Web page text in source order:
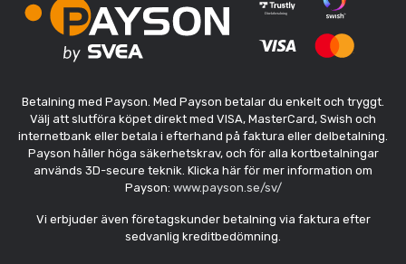
Betalning med Payson. Med Payson betalar du enkelt och tryggt.
Välj att slutföra köpet direkt med VISA, MasterCard, Swish och
internetbank eller betala i efterhand på faktura eller delbetalning.
Payson håller höga säkerhetskrav, och för alla kortbetalningar
används 3D-secure teknik. Klicka här för mer information om
Payson: www.payson.se/sv/
Vi erbjuder även företagskunder betalning via faktura efter
sedvanlig kreditbedömning.